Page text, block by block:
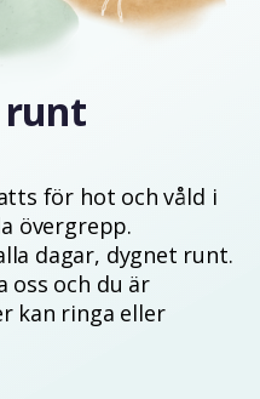
runt
för hot och våld i
övergrepp.
dagar, dygnet runt.
oss och du är
kan ringa eller